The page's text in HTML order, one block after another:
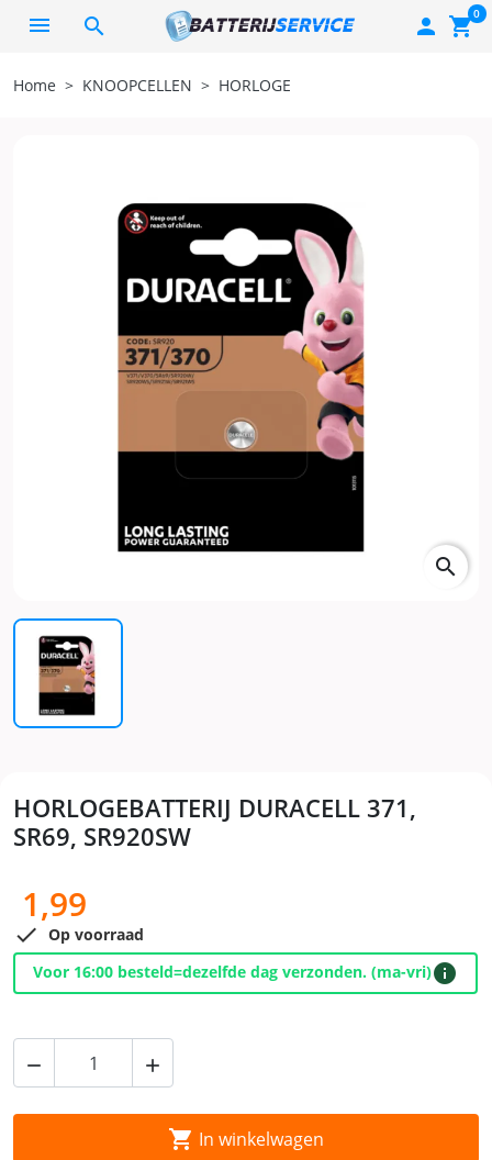
search  shopping_cart0
Home KNOOPCELLEN HORLOGE
search
HORLOGEBATTERIJ DURACELL 371,
SR69, SR920SW
1,99
 Op voorraad
Voor 16:00 besteld=dezelfde dag verzonden. (ma-vri)info
 
 In winkelwagen